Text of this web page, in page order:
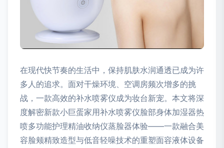
在现代快节奏的生活中，保持肌肤水润通透已成为许
多人的追求。面对干燥环境、空调房频次增多的挑
战，一款高效的补水喷雾仪成为妆台新宠。本文将深
度解密新款小巨蛋家用补水喷雾仪脸部身体加湿器热
喷多功能护理精油收纳仪蒸脸器体验——一款融合美
容脸颊精致造型与低音轻噪技术的重塑面容液体设备